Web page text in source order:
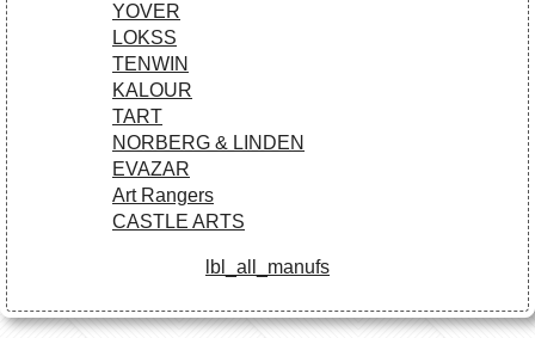
YOVER
LOKSS
TENWIN
KALOUR
TART
NORBERG & LINDEN
EVAZAR
Art Rangers
CASTLE ARTS
lbl_all_manufs